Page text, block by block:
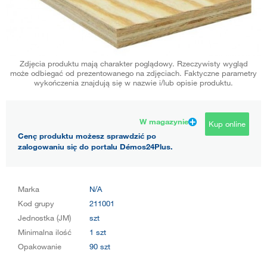
Zdjęcia produktu mają charakter poglądowy. Rzeczywisty wygląd
może odbiegać od prezentowanego na zdjęciach. Faktyczne parametry
wykończenia znajdują się w nazwie i/lub opisie produktu.
W magazynie
Cenę produktu możesz sprawdzić po
zalogowaniu się do portalu Démos24Plus.
Kup online
Marka
N/A
Kod grupy
211001
Jednostka (JM)
szt
Minimalna ilość
1 szt
Opakowanie
90 szt